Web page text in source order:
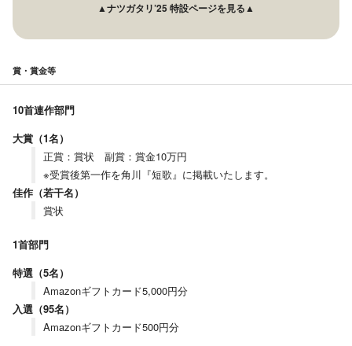
▲ナツガタリ’25 特設ページを見る▲
賞・賞金等
10首連作部門
大賞（1名）
正賞：賞状 副賞：賞金10万円
※受賞後第一作を角川『短歌』に掲載いたします。
佳作（若干名）
賞状
1首部門
特選（5名）
Amazonギフトカード5,000円分
入選（95名）
Amazonギフトカード500円分